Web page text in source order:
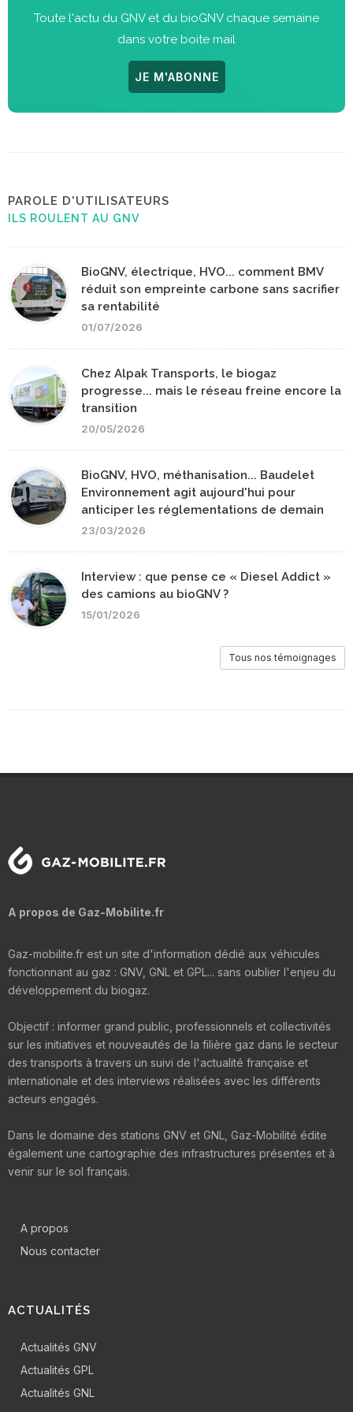
Toute l'actu du GNV et du bioGNV chaque semaine
dans votre boite mail
JE M'ABONNE
PAROLE D'UTILISATEURS
ILS ROULENT AU GNV
BioGNV, électrique, HVO... comment BMV
réduit son empreinte carbone sans sacrifier
sa rentabilité
01/07/2026
Chez Alpak Transports, le biogaz
progresse... mais le réseau freine encore la
transition
20/05/2026
BioGNV, HVO, méthanisation... Baudelet
Environnement agit aujourd'hui pour
anticiper les réglementations de demain
23/03/2026
Interview : que pense ce « Diesel Addict »
des camions au bioGNV ?
15/01/2026
Tous nos témoignages
A propos de Gaz-Mobilite.fr
Gaz-mobilite.fr est un site d'information dédié aux véhicules
fonctionnant au gaz : GNV, GNL et GPL... sans oublier l'enjeu du
développement du biogaz.
Objectif : informer grand public, professionnels et collectivités
sur les initiatives et nouveautés de la filière gaz dans le secteur
des transports à travers un suivi de l'actualité française et
internationale et des interviews réalisées avec les différents
acteurs engagés.
Dans le domaine des stations GNV et GNL, Gaz-Mobilité édite
également une cartographie des infrastructures présentes et à
venir sur le sol français.
A propos
Nous contacter
ACTUALITÉS
Actualités GNV
Actualités GPL
Actualités GNL